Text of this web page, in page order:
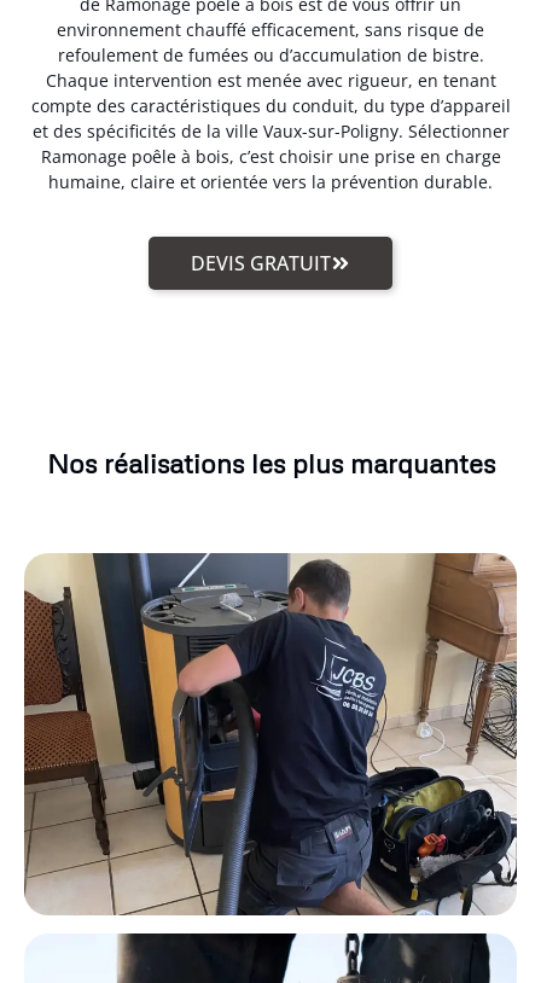
environnement chauffé efficacement, sans risque de
refoulement de fumées ou d’accumulation de bistre.
Chaque intervention est menée avec rigueur, en tenant
compte des caractéristiques du conduit, du type d’appareil
et des spécificités de la ville Vaux-sur-Poligny. Sélectionner
Ramonage poêle à bois, c’est choisir une prise en charge
humaine, claire et orientée vers la prévention durable.
DEVIS GRATUIT
Nos réalisations les plus marquantes